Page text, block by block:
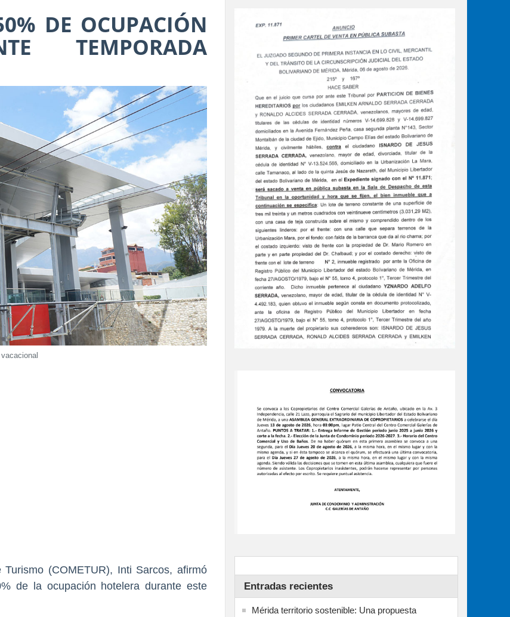
DE OCUPACIÓN
TEMPORADA
(COMETUR), Inti Sarcos, afirmó
de la ocupación hotelera durante este
Entradas recientes
Mérida territorio sostenible: Una propuesta